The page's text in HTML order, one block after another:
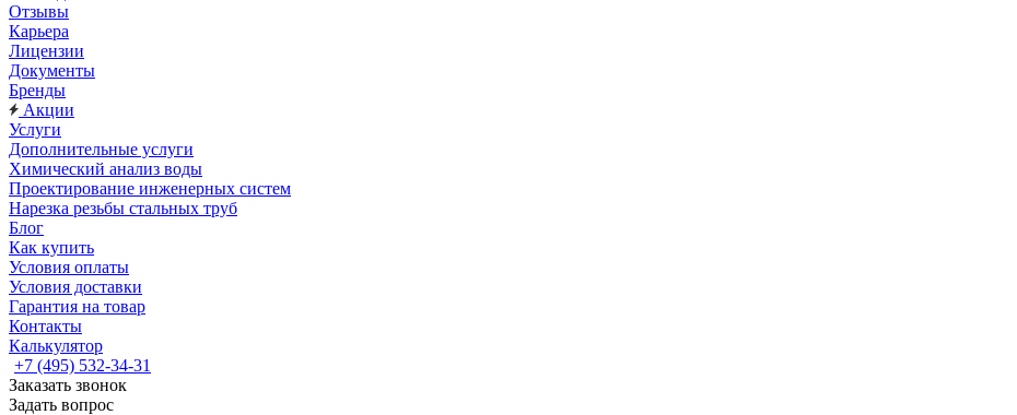
Отзывы
Карьера
Лицензии
Документы
Бренды
Акции
Услуги
Дополнительные услуги
Химический анализ воды
Проектирование инженерных систем
Нарезка резьбы стальных труб
Блог
Как купить
Условия оплаты
Условия доставки
Гарантия на товар
Контакты
Калькулятор
+7 (495) 532‑34‑31
Заказать звонок
Задать вопрос